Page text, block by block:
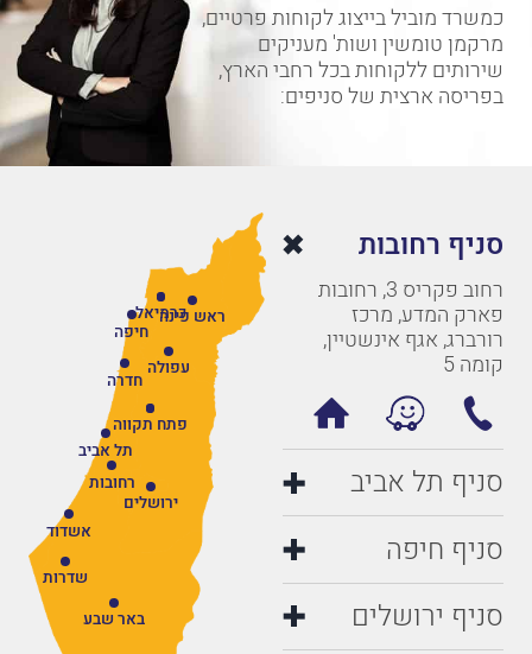
כמשרד מוביל בייצוג לקוחות פרטיים,
מרקמן טומשין ושות' מעניקים
שירותים ללקוחות בכל רחבי הארץ,
בפריסה ארצית של סניפים:
סניף רחובות
רחוב פקריס 3, רחובות
פארק המדע, מרכז
רורברג, אגף אינשטיין,
קומה 5
סניף תל אביב
סניף חיפה
סניף ירושלים
רחובות
תל אביב
חיפה
ירושלים
פתח תקווה
חדרה
באר שבע
אשדוד
שדרות
עפולה
ראש פינהכרמיאל